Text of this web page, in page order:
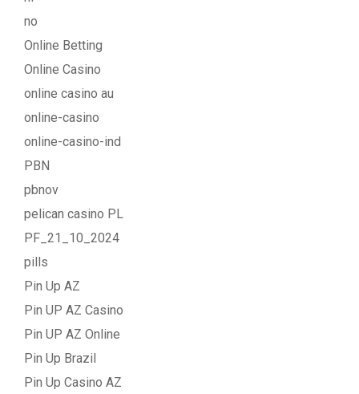
no
Online Betting
Online Casino
online casino au
online-casino
online-casino-ind
PBN
pbnov
pelican casino PL
PF_21_10_2024
pills
Pin Up AZ
Pin UP AZ Casino
Pin UP AZ Online
Pin Up Brazil
Pin Up Casino AZ